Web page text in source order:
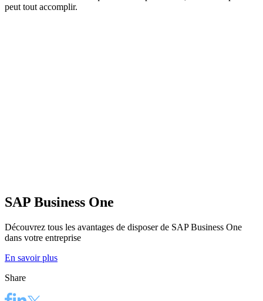
peut tout accomplir.
SAP Business One
Découvrez tous les avantages de disposer de SAP Business One
dans votre entreprise
En savoir plus
Share